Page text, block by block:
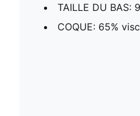
TAILLE DU BAS:
COQUE: 65%